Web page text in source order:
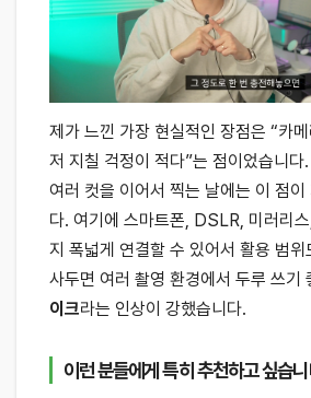
제가 느낀 가장 현실적인 장점은 “카
저 지칠 걱정이 적다”는 점이었습니다
여러 컷을 이어서 찍는 날에는 이 점이
다. 여기에 스마트폰, DSLR, 미러리
지 폭넓게 연결할 수 있어서 활용 범
사두면 여러 촬영 환경에서 두루 쓰기
이크라는 인상이 강했습니다.
이런 분들에게 특히 추천하고 싶습